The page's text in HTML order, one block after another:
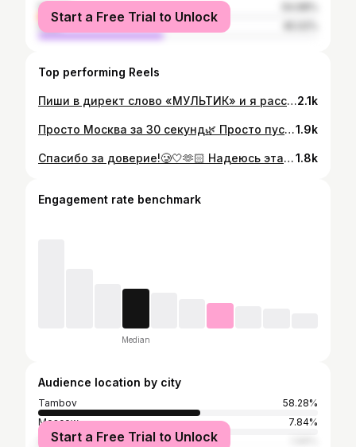
female
male
Start a Free Trial to Unlock
Top performing Reels
Пиши в директ слово «МУЛЬТИК» и я расскажу тебе, как сделать озвучку из мультиков и фильмов для своих REELS😲🍭 #рилс #озвучка #мастертамбов #подароктамбов #процедурыкрасоты2.1k
Просто Москва за 30 секунд🌿 Просто пусть будет здесь.🤍 #Рилс #мск #travelgram #tattoos #патрики #перманент #мастерперманентногомакияжа #отпуск #царицыно1.9k
Спасибо за доверие!🥲🤍🫶🏻 Надеюсь эта зайка будет радовать взор!🥳 А ты бы согласился на тату вслепую?🫣 #татувслепую #победитель #конкурс #by_nastyavolk #тамбов #мастербровей #татурилс #татупитер #сумасшедший #доверие1.8k
Engagement rate benchmark
Median
Audience location by city
Tambov
58.28%
Moscow
7.84%
Saint Petersburg
Start a Free Trial to Unlock